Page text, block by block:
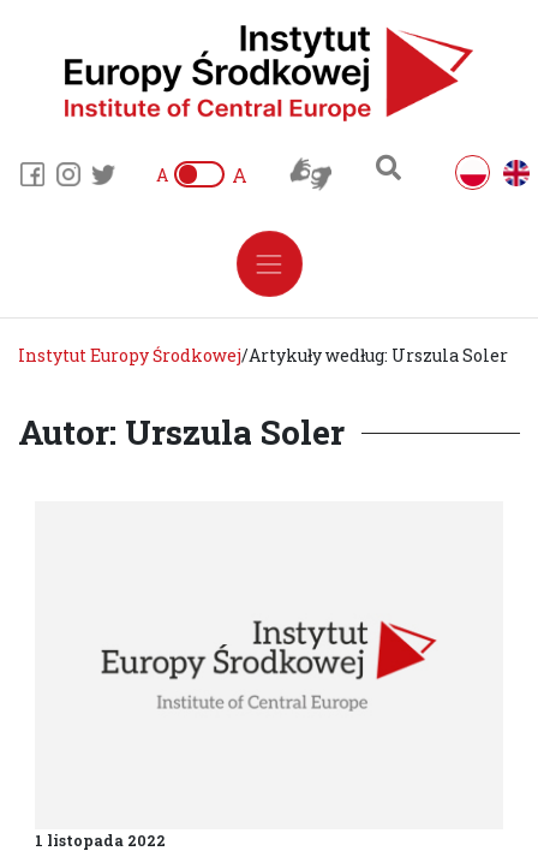
A A
Instytut Europy Środkowej/Artykuły według: Urszula Soler
Autor: Urszula Soler
1 listopada 2022